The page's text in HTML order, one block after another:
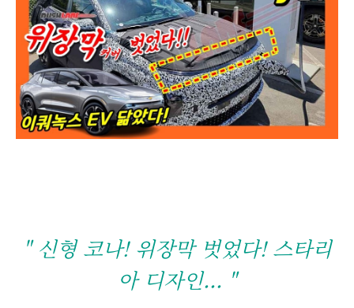
" 신형 코나! 위장막 벗었다! 스타리
아 디자인... "